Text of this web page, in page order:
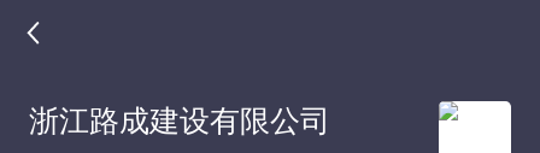
浙江路成建设有限公司